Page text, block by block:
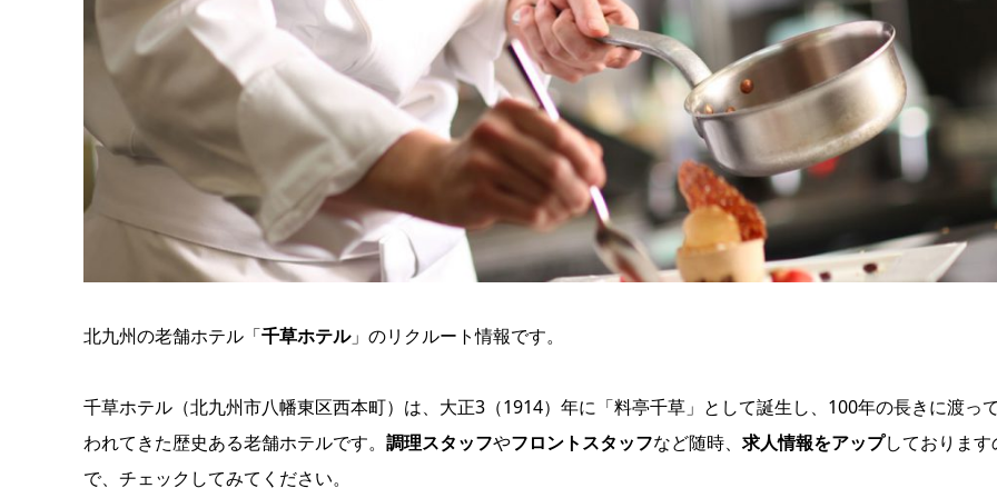
北九州の老舗ホテル「千草ホテル」のリクルート情報です。
千草ホテル（北九州市八幡東区西本町）は、大正3（1914）年に「料亭千草」として誕生し、100年の長きに渡っ
われてきた歴史ある老舗ホテルです。 調理スタッフやフロントスタッフなど随時、 求人情報をアップしております
で、チェックしてみてください。